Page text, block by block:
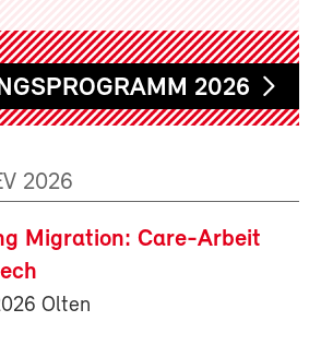
2026
2026
Migration: Care-Arbeit
Olten